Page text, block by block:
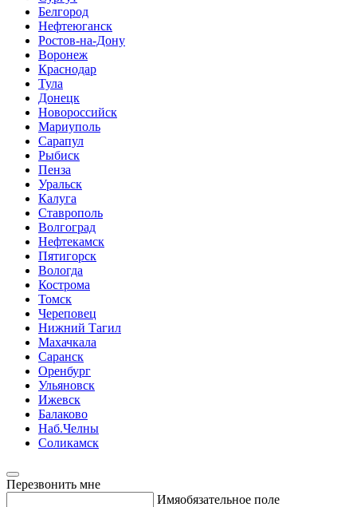
Белгород
Нефтеюганск
Ростов-на-Дону
Воронеж
Краснодар
Тула
Донецк
Новороссийск
Мариуполь
Сарапул
Рыбиск
Пенза
Уральск
Калуга
Ставрополь
Волгоград
Нефтекамск
Пятигорск
Вологда
Кострома
Томск
Череповец
Нижний Тагил
Махачкала
Саранск
Оренбург
Ульяновск
Ижевск
Балаково
Наб.Челны
Соликамск
Перезвонить мне
Имяобязательное поле